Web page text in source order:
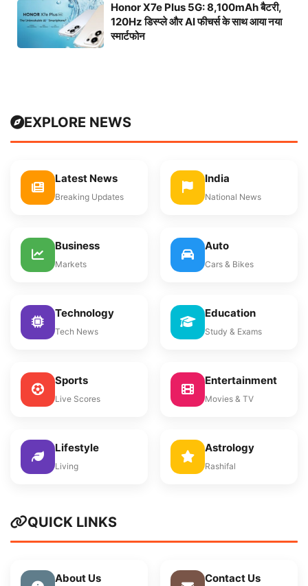
Honor X7e Plus 5G: 8,100mAh बैटरी,
120Hz डिस्प्ले और AI फीचर्स के साथ आया नया
स्मार्टफोन
EXPLORE NEWS
Latest News
Breaking Updates
India
National News
Business
Markets
Auto
Cars & Bikes
Technology
Tech News
Education
Study & Exams
Sports
Live Scores
Entertainment
Movies & TV
Lifestyle
Living
Astrology
Rashifal
QUICK LINKS
About Us Contact Us